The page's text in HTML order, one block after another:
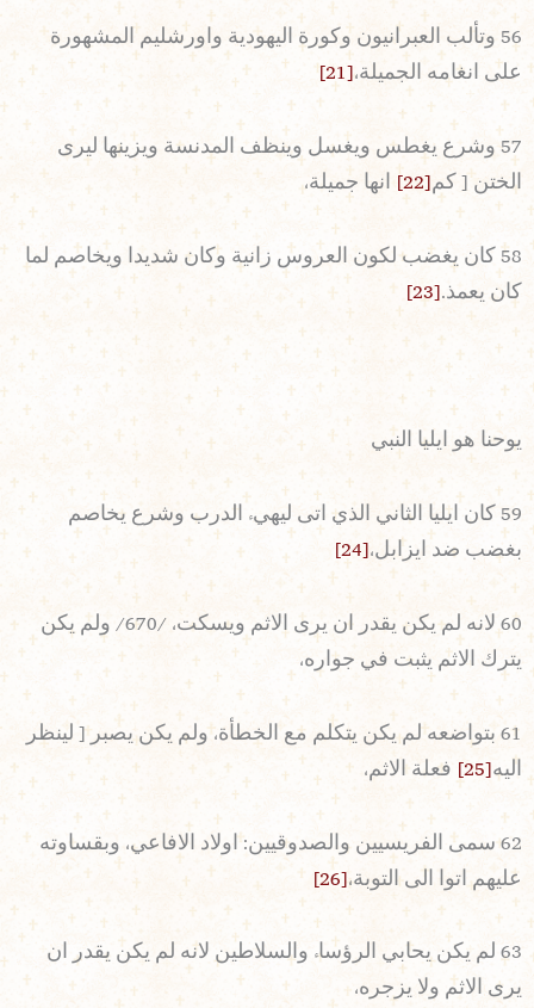
56 وتألب العبرانيون وكورة اليهودية واورشليم المشهورة
على انغامه الجميلة، [21]
57 وشرع يغطس ويغسل وينظف المدنسة ويزينها ليرى
الختن [ كم [22] انها جميلة،
58 كان يغضب لكون العروس زانية وكان شديدا ويخاصم لما
كان يعمذ. [23]
يوحنا هو ايليا النبي
59 كان ايليا الثاني الذي اتى ليهيء الدرب وشرع يخاصم
بغضب ضد ايزابل،[24]
60 لانه لم يكن يقدر ان يرى الاثم ويسكت، /670/ ولم يكن
يترك الاثم يثبت في جواره،
61 بتواضعه لم يكن يتكلم مع الخطأة، ولم يكن يصبر [ لينظر
اليه[25] فعلة الاثم،
62 سمى الفريسيين والصدوقيين: اولاد الافاعي، وبقساوته
عليهم اتوا الى التوبة،[26]
63 لم يكن يحابي الرؤساء والسلاطين لانه لم يكن يقدر ان
يرى الاثم ولا يزجره،